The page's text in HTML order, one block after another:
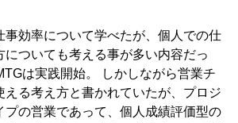
事効率について学べたが、個人での仕
についても考える事が多い内容だっ
は実践開始。 しかしながら営業チ
える考え方と書かれていたが、プロジ
プの営業であって、個人成績評価型の